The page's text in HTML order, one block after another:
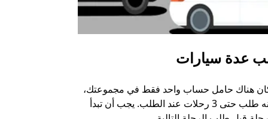
عدة سيارات
كان هناك حامل حساب واحد فقط في مجموعتك،
يمكنه طلب حتى 3 رحلات عند الطلب. يجب أن تبدأ